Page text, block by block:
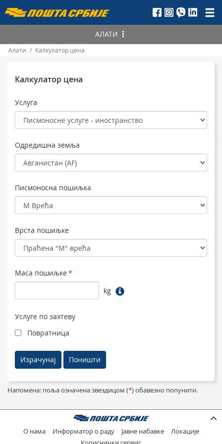
Пошта
д.о.о.
Алати / Калкулатор цена
АЛАТИ
Пронађите
Уручење
Телеграма
Постнет упутнице
Србија
Иностранство
Калкулатор цена
Услуга
Одредишна земља
Писмоносна пошиљка
Врста пошиљке
Маса пошиљке*
kg
Услуге по захтеву
Повратница
Напомена: поља означена звездицом (*) обавезно попунити.
О нама Информатор о раду Јавне набавке
Локације